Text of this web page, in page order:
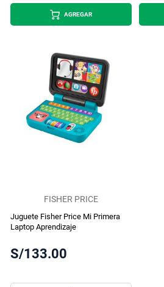
AGREGAR
FISHER PRICE
Juguete Fisher Price Mi Primera
Laptop Aprendizaje
S/133.00